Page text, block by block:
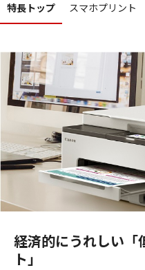
特長トップ スマホプリント
経済的にうれしい「
ト」